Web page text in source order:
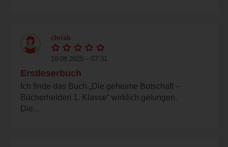
chrisb
10.08.2025 – 07:31
Erstleserbuch
Ich finde das Buch „Die geheime Botschaft –
Bücherhelden 1. Klasse“ wirklich gelungen.
Die...